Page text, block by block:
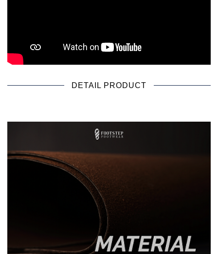
DETAIL PRODUCT